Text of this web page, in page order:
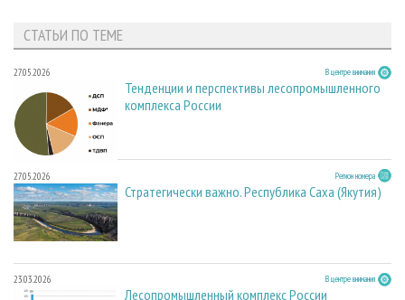
СТАТЬИ ПО ТЕМЕ
27.05.2026 В центре внимания
Тенденции и перспективы лесопромышленного
комплекса России
27.05.2026 Регион номера
Стратегически важно. Республика Саха (Якутия)
23.03.2026 В центре внимания
Лесопромышленный комплекс России